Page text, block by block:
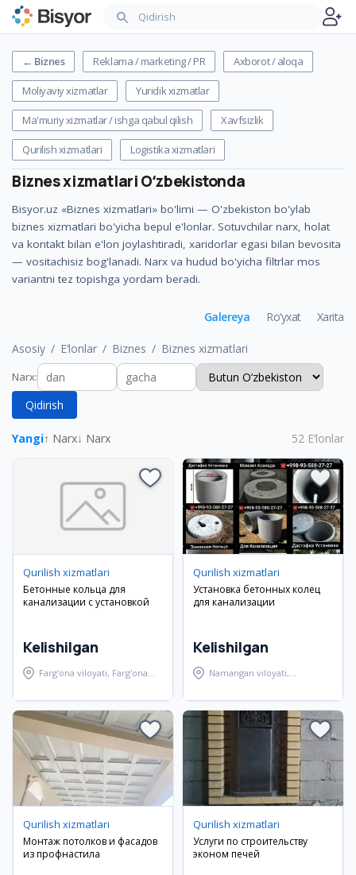
← Biznes Reklama / marketing / PR Axborot / aloqa
Moliyaviy xizmatlar Yuridik xizmatlar
Ma'muriy xizmatlar / ishga qabul qilish Xavfsizlik
Qurilish xizmatlari Logistika xizmatlari
Biznes xizmatlariOʻzbekistonda
Bisyor.uz «Biznes xizmatlari» bo'limi — O'zbekiston bo'ylab
biznes xizmatlari bo'yicha bepul e'lonlar. Sotuvchilar narx, holat
va kontakt bilan e'lon joylashtiradi, xaridorlar egasi bilan bevosita
— vositachisiz bog'lanadi. Narx va hudud bo'yicha filtrlar mos
variantni tez topishga yordam beradi.
Asosiy E‘lonlar Biznes Biznes xizmatlari
Galereya Ro‘yxat Xarita
Narx:
Qidirish
Yangi↑ Narx↓ Narx 52 E‘lonlar
Qurilish xizmatlari
Бетонные кольца для
канализации с установкой
Kelishilgan
Farg'ona viloyati, Farg'ona
Qurilish xizmatlari
Установка бетонных колец
для канализации
Kelishilgan
Namangan viloyati,
Qurilish xizmatlari
Монтаж потолков и фасадов
из профнастила
Qurilish xizmatlari
Услуги по строительству
эконом печей